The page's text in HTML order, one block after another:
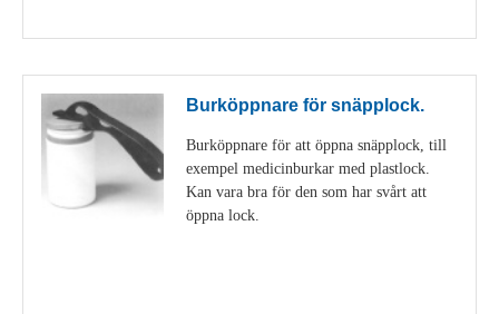
Burköppnare för snäpplock.
Burköppnare för att öppna snäpplock, till
exempel medicinburkar med plastlock.
Kan vara bra för den som har svårt att
öppna lock.